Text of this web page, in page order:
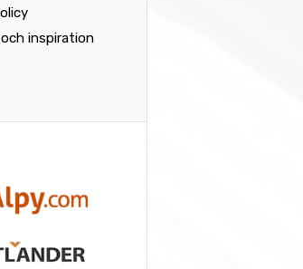
inspiration